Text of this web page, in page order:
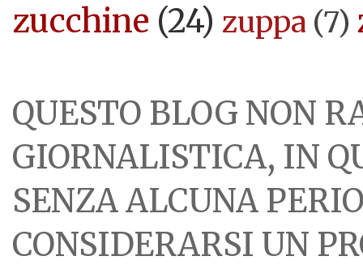
zucchine (24) zuppa (7)
QUESTO BLOG NON
GIORNALISTICA, IN
SENZA ALCUNA
CONSIDERARSI UN